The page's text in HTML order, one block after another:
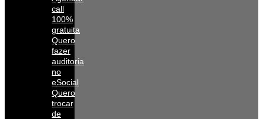
call
100%
gratuita
Quero
fazer
auditoria
no
eSocial
Quero
trocar
de